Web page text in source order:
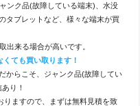
ンク品(故障している端末)、水没
タブレットなど、様々な端末が買
出来る場合が高いです。
ても買い取ります！
からこそ、ジャンク品(故障してい
り！
りますので、まずは無料見積を致